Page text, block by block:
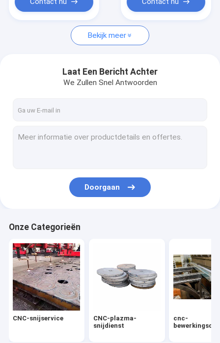
CNC-plazma-snijdienst
Aangepaste Staaldelen
De laser Scherpe Dienst
Bekijk meer
Laat Een Bericht Achter
We Zullen Snel Antwoorden
Doorgaan
Onze Categorieën
CNC-snijservice
CNC-plazma-
snijdienst
cnc-